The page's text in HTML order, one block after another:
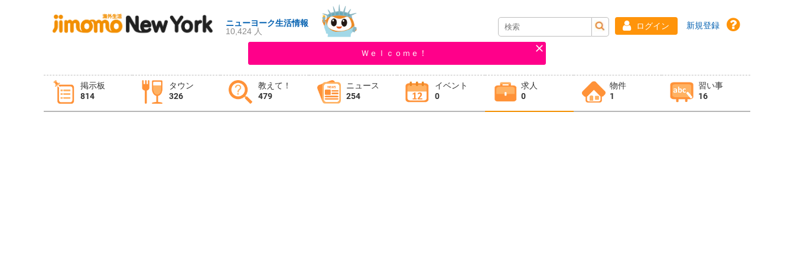
ニューヨーク生活情報
10,424 人
ログイン 新規登録
Ｗｅｌｃｏｍｅ！
掲示板
814
タウン
326
教えて！
479
ニュース
254
イベント
0
求人
0
物件
1
習い事
16
タウン情報